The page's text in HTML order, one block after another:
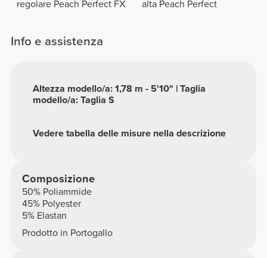
regolare Peach Perfect FX
alta Peach Perfect
Info e assistenza
Vedere tabella delle misure nella descrizione
Altezza modello/a: 1,78 m - 5'10" | Taglia
modello/a: Taglia S
Composizione
50% Poliammide
45% Polyester
5% Elastan
Prodotto in Portogallo